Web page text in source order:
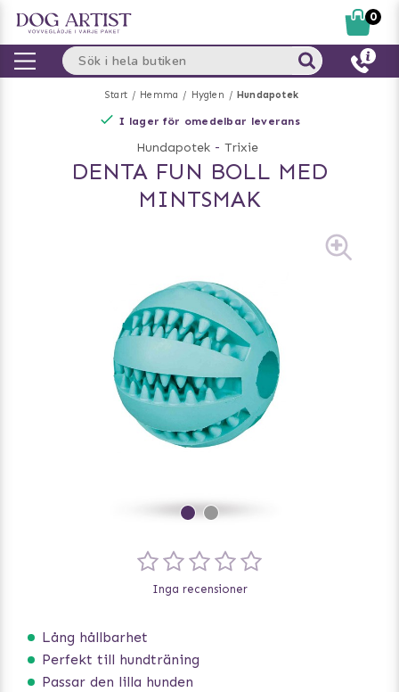
Start Hemma Hygien Hundapotek
I lager för omedelbar leverans
Hundapotek - Trixie
DENTA FUN BOLL MED
MINTSMAK
Lång hållbarhet
Perfekt till hundträning
Passar den lilla hunden
Inga recensioner
0